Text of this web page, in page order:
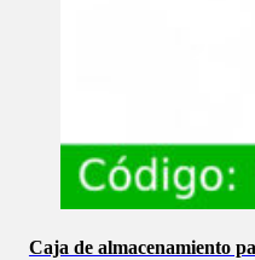
Caja de almacenamiento